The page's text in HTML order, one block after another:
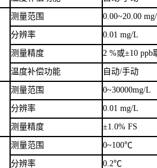
测量精度 ± 0.5% FS
温度补偿功能 自动 /手动
测量范围 0.00~20.00
分辨率 0.01 mg/L
测量精度 2 %或±10 ppb
温度补偿功能 自动 /手动
测量范围 0~ 30000mg/L
分辨率 0.01 mg/L
测量精度 ± 1.0% FS